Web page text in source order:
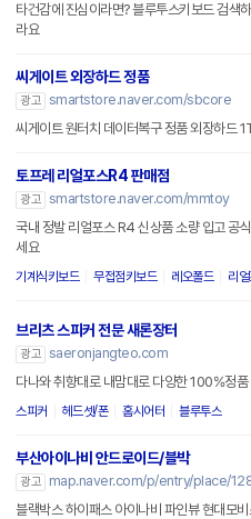
타건감에 진심이라면? 블루투스키보드 검색
라요
씨게이트 외장하드 정품
광고 smartstore.naver.com/sbcore
씨게이트 원터치 데이터복구 정품 외장하드
토프레 리얼포스R4 판매점
광고 smartstore.naver.com/mmtoy
국내 정발 리얼포스 R4 신상품 소량 입고 공
세요
기계식키보드 무접점키보드 레오폴드 리
브리츠 스피커 전문 새론장터
광고 saeronjangteo.com
다나와 취향대로 내맘대로 다양한 100%정
스피커 헤드셋/폰 홈시어터 블루투스
부산아이나비 안드로이드/블박
광고
map.naver.com/p/entry/place/
블랙박스 하이패스 아이나비 파인뷰 현대모